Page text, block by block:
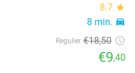
8.7 star
8 min. directions_car
Regulier €18,50
€9,40